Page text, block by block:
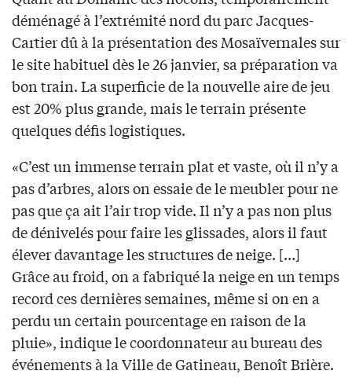
déménagé à l’extrémité nord du parc Jacques-
Cartier dû à la présentation des Mosaïvernales sur
le site habituel dès le 26 janvier, sa préparation va
bon train. La superficie de la nouvelle aire de jeu
est 20% plus grande, mais le terrain présente
quelques défis logistiques.
«C’est un immense terrain plat et vaste, où il n’y a
pas d’arbres, alors on essaie de le meubler pour ne
pas que ça ait l’air trop vide. Il n’y a pas non plus
de dénivelés pour faire les glissades, alors il faut
élever davantage les structures de neige. […]
Grâce au froid, on a fabriqué la neige en un temps
record ces dernières semaines, même si on en a
perdu un certain pourcentage en raison de la
pluie», indique le coordonnateur au bureau des
événements à la Ville de Gatineau, Benoît Brière.